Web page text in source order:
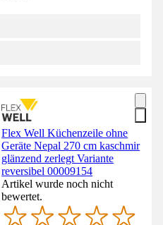
Flex Well Küchenzeile ohne
Geräte Nepal 270 cm kaschmir
glänzend zerlegt Variante
reversibel 00009154
Artikel wurde noch nicht
bewertet.